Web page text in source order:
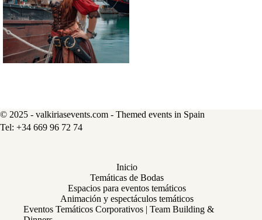
© 2025 - valkiriasevents.com - Themed events in Spain
Inicio
Temáticas de Bodas
Espacios para eventos temáticos
Animación y espectáculos temáticos
Eventos Temáticos Corporativos | Team Building &